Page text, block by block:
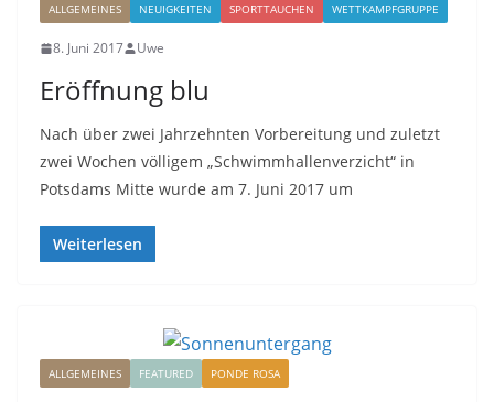
ALLGEMEINES NEUIGKEITEN SPORTTAUCHEN WETTKAMPFGRUPPE
8. Juni 2017 Uwe
Eröffnung blu
Nach über zwei Jahrzehnten Vorbereitung und zuletzt
zwei Wochen völligem „Schwimmhallenverzicht“ in
Potsdams Mitte wurde am 7. Juni 2017 um
Weiterlesen
ALLGEMEINES FEATURED PONDE ROSA